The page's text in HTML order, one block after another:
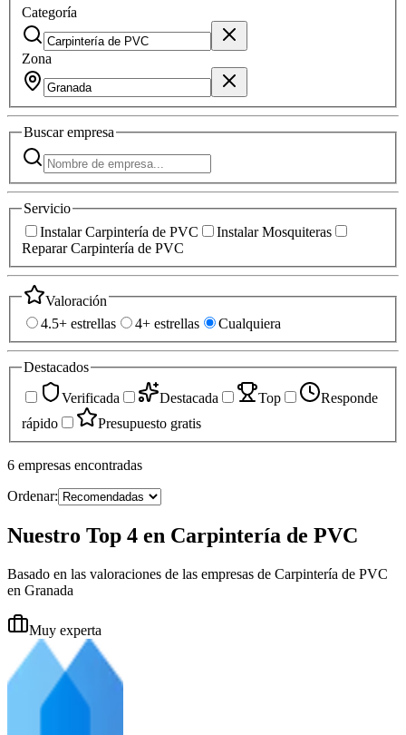
Categoría
Zona
Buscarempresa
Servicio
Instalar Carpintería de PVC
Instalar Mosquiteras
Reparar Carpintería de PVC
Valoración
4.5+ estrellas
4+ estrellas Cualquiera
Destacados
Verificada
Destacada Top
Responde
rápido
Presupuesto gratis
6 empresas encontradas
Ordenar:
Nuestro Top 4 en Carpintería de PVC
Basado en las valoraciones de las empresas de Carpintería de PVC
en Granada
Muy experta